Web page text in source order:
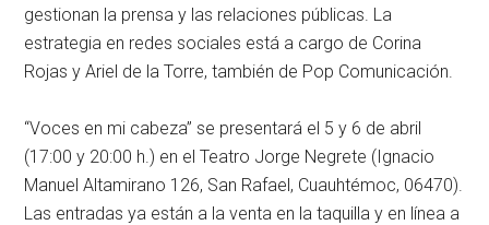
gestionan la prensa y las relaciones públicas. La
estrategia en redes sociales está a cargo de Corina
Rojas y Ariel de la Torre, también de Pop Comunicación.
“Voces en mi cabeza” se presentará el 5 y 6 de abril
(17:00 y 20:00 h.) en el Teatro Jorge Negrete (Ignacio
Manuel Altamirano 126, San Rafael, Cuauhtémoc, 06470).
Las entradas ya están a la venta en la taquilla y en línea a